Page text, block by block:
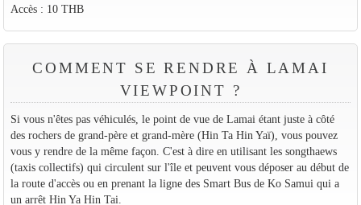
Accès : 10 THB
COMMENT SE RENDRE À LAMAI
VIEWPOINT ?
Si vous n'êtes pas véhiculés, le point de vue de Lamai étant juste à côté
des rochers de grand-père et grand-mère (Hin Ta Hin Yaï), vous pouvez
vous y rendre de la même façon. C'est à dire en utilisant les songthaews
(taxis collectifs) qui circulent sur l'île et peuvent vous déposer au début de
la route d'accès ou en prenant la ligne des Smart Bus de Ko Samui qui a
un arrêt Hin Ya Hin Tai.